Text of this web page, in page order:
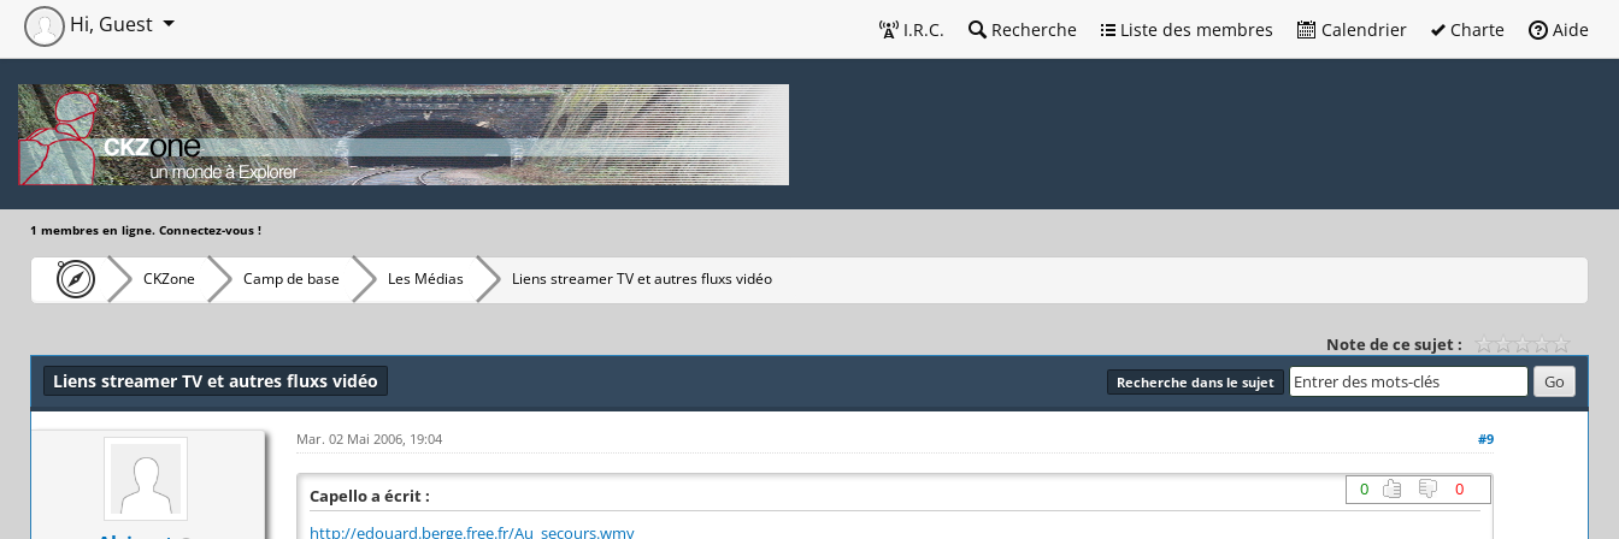
I.R.C. Recherche Liste des membres Calendrier Charte Aide
Hi, Guest
1 membres en ligne. Connectez-vous !
CKZone Camp de base Les Médias Liens streamer TV et autres fluxs vidéo
Note de ce sujet :
Recherche dans le sujet
Liens streamer TV et autres fluxs vidéo
#9
Mar. 02 Mai 2006, 19:04
0 0
Capello a écrit :
http://edouard.berge.free.fr/Au_secours.wmv